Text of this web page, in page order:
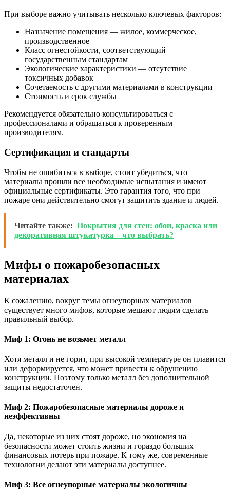
При выборе важно учитывать несколько ключевых факторов:
Назначение помещения — жилое, коммерческое,
производственное
Класс огнестойкости, соответствующий
государственным стандартам
Экологические характеристики — отсутствие
токсичных добавок
Сочетаемость с другими материалами в конструкции
Стоимость и срок службы
Рекомендуется обязательно консультироваться с
профессионалами и обращаться к проверенным
производителям.
Сертификация и стандарты
Чтобы не ошибиться в выборе, стоит убедиться, что
материалы прошли все необходимые испытания и имеют
официальные сертификаты. Это гарантия того, что при
пожаре они действительно смогут защитить здание и людей.
Читайте также: Покрытия для стен: обои, краска или
декоративная штукатурка – что выбрать?
Мифы о пожаробезопасных
материалах
К сожалению, вокруг темы огнеупорных материалов
существует много мифов, которые мешают людям сделать
правильный выбор.
Миф 1: Огонь не возьмет металл
Хотя металл и не горит, при высокой температуре он плавится
или деформируется, что может привести к обрушению
конструкции. Поэтому только металл без дополнительной
защиты недостаточен.
Миф 2: Пожаробезопасные материалы дороже и
неэффективны
Да, некоторые из них стоят дороже, но экономия на
безопасности может стоить жизни и гораздо больших
финансовых потерь при пожаре. К тому же, современные
технологии делают эти материалы доступнее.
Миф 3: Все огнеупорные материалы экологичны